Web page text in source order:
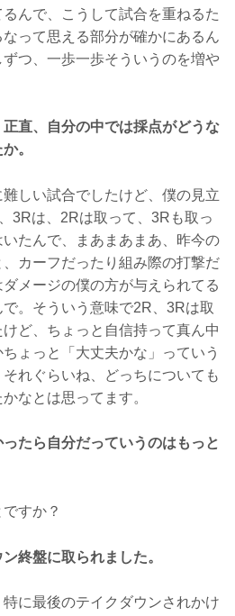
んで、こうして試合を重ねるた
って思える部分が確かにあるん
つ、一歩一歩そういうのを増や
直、自分の中では採点がどうな
。
しい試合でしたけど、僕の見立
3Rは、2Rは取って、3Rも取っ
たんで、まあまあまあ、昨今の
カーフだったり組み際の打撃だ
メージの僕の方が与えられてる
。そういう意味で2R、3Rは取
ど、ちょっと自信持って真ん中
ょっと「大丈夫かな」っていう
れぐらいね、どっちについても
なとは思ってます。
たら自分だっていうのはもっと
すか？
終盤に取られました。
に最後のテイクダウンされかけ